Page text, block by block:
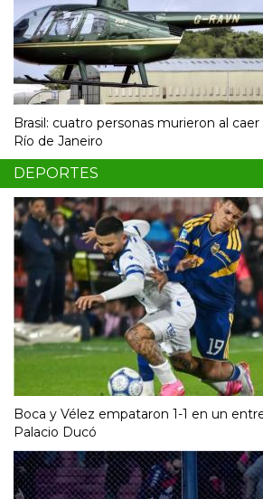
Brasil: cuatro personas murieron al
Río de Janeiro
DEPORTES
Boca y Vélez empataron 1-1 en un
Palacio Ducó